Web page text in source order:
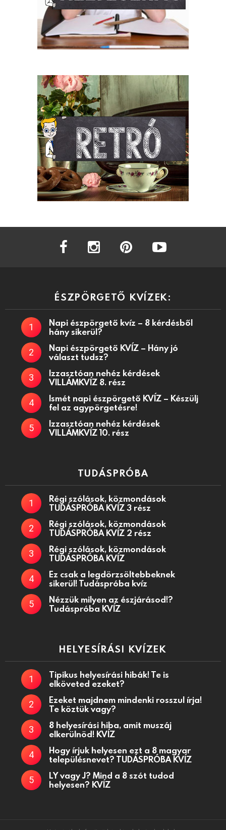
facebook instagram
ÉSZPÖRGETŐ KVÍZEK:
Napi észpörgető kvíz – 8 kérdésből
hány sikerül?
Napi észpörgető KVÍZ – Hány jó
választ tudsz?
Izzasztóan nehéz kérdések
VILLÁMKVÍZ 8. rész
Ismét napi észpörgető KVÍZ – Készülj
fel az agypörgetésre!
Izzasztóan nehéz kérdések
VILLÁMKVÍZ 10. rész
TUDÁSPRÓBA
Régi szólások, közmondások
TUDÁSPRÓBA KVÍZ 3 rész
Régi szólások, közmondások
TUDÁSPRÓBA KVÍZ 2 rész
Régi szólások, közmondások
TUDÁSPRÓBA KVÍZ
Ez csak a legdörzsöltebbeknek
sikerül! Tudáspróba kvíz
Nézzük milyen az észjárásod!?
Tudáspróba KVÍZ
HELYESÍRÁSI KVÍZEK
Tipikus helyesírási hibák! Te is
elköveted ezeket?
Ezeket majdnem mindenki rosszul írja!
Te köztük vagy?
8 helyesírási hiba, amit muszáj
elkerülnöd! KVÍZ
Hogy írjuk helyesen ezt a 8 magyar
településnevet? TUDÁSPRÓBA KVÍZ
LY vagy J? Mind a 8 szót tudod
helyesen? KVÍZ